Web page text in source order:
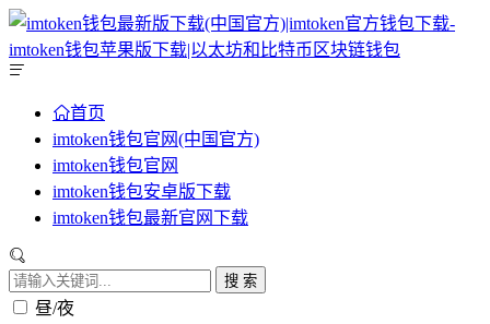
首页
imtoken钱包官网(中国官方)
imtoken钱包官网
imtoken钱包安卓版下载
imtoken钱包最新官网下载
搜 索
昼/夜